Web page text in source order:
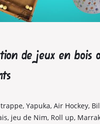
de jeux en bois
trappe, Yapuka, Air Hockey,
jeu de Nim, Roll up,